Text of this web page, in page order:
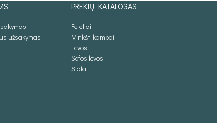
užsakymas
PREKIŲ KATALOGAS
Foteliai
Minkšti kampai
Lovos
Sofos lovos
Stalai